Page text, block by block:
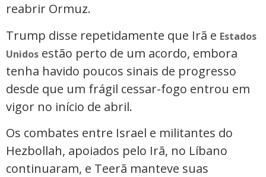
reabrir Ormuz.
Trump disse repetidamente que Irã e Estados
Unidos estão perto de um acordo, embora
tenha havido poucos sinais de progresso
desde que um frágil cessar-fogo entrou em
vigor no início de abril.
Os combates entre Israel e militantes do
Hezbollah, apoiados pelo Irã, no Líbano
continuaram, e Teerã manteve suas